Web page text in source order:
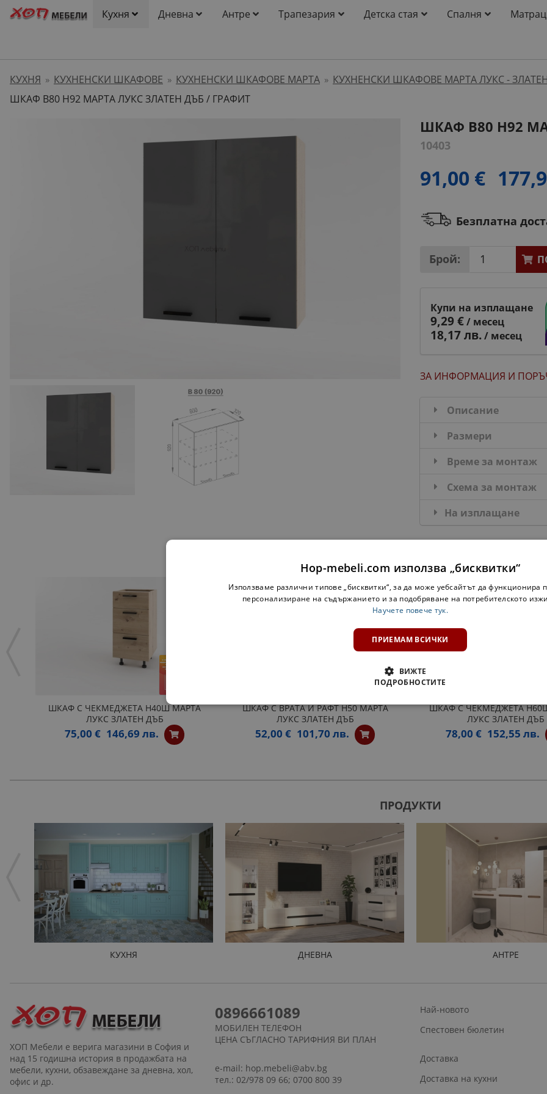
Кухня Дневна Антре Трапезария Детска стая Спалня
КУХНЯ » КУХНЕНСКИ ШКАФОВЕ » КУХНЕНСКИ ШКАФОВЕ МАРТА » КУХНЕНСКИ ШКАФОВЕ МАРТА ЛУКС -
ШКАФ B80 H92 МАРТА ЛУКС ЗЛАТЕН ДЪБ / ГРАФИТ
ШКАФ B80 H92
10403
91,00 €
Безплатна
Брой:
Купи на изплащане
9,29 €/ месец
18,17 лв./ месец
ЗА ИНФОРМАЦИЯ И
Описание
Размери
Време за монтаж
Схема за монтаж
На изплащане
ШКАФ С ЧЕКМЕДЖЕТА H40Ш МАРТА
ЛУКС ЗЛАТЕН ДЪБ
75,00 € 146,69 лв.
ШКАФ С ВРАТА И РАФТ H50 МАРТА
ЛУКС ЗЛАТЕН ДЪБ
52,00 € 101,70 лв.
ШКАФ С ЧЕКМЕДЖЕТА
ЛУКС ЗЛАТЕН ДЪБ
78,00 € 152,55 лв.
ПРОДУКТИ
КУХНЯ ДНЕВНА АНТРЕ
ХОП Мебели е верига магазини в София и
над 15 годишна история в продажбата на
мебели, кухни, обзавеждане за дневна, хол,
офис и др.
0896661089
МОБИЛЕН ТЕЛЕФОН
ЦЕНА СЪГЛАСНО ТАРИФНИЯ ВИ ПЛАН
e-mail: hop.mebeli@abv.bg
тел.: 02/978 09 66; 0700 800 39
Най-новото
Спестовен бюлетин
Доставка
Доставка на кухни
Hop-mebeli.com използва „бисквитки“
Използваме различни типове „бисквитки“, за да може уебсайтът да функционира
персонализиране на съдържанието и за подобряване на потребителското
Научете повече тук.
ПРИЕМАМ ВСИЧКИ
ВИЖТЕ
ПОДРОБНОСТИТЕ